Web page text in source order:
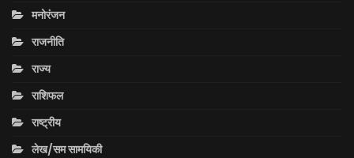
मनोरंजन
राजनीति
राज्य
राशिफल
राष्ट्रीय
लेख/सम सामयिकी